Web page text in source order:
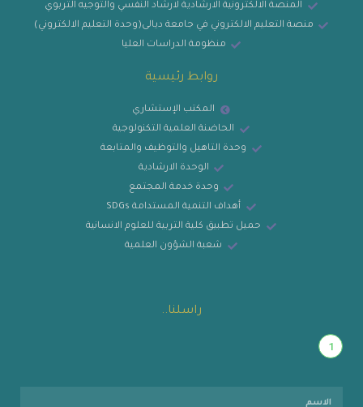
المنصة الالكترونية الارشادية لارشاد النفسي والتوجيه التربوي
منصة التعليم الالكتروني في جامعة ديالى(وحدة التعليم الالكتروني)
منظومة الدراسات العليا
روابط رئيسية
المكتب الإستشاري
الحاضنة العلمية التكنولوجية
وحدة التاهيل والتوظيف والمتابعة
الوحدة الارشادية
وحدة خدمة المجتمع
أهداف التنمية المستدامة SDGs
حميل تطبيق كلية التربية للعلوم الانسانية
شعبة الشؤون العلمية
راسلنا..
1